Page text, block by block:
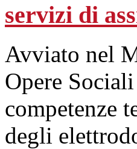
servizi di
Avviato nel
Opere
competenze
degli